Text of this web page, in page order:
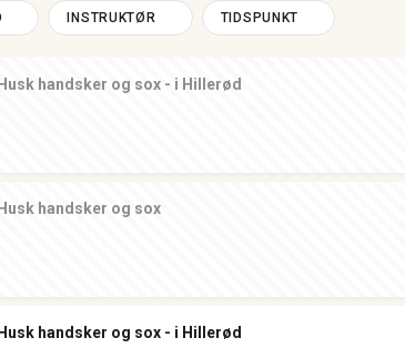
INSTRUKTØR TIDSPUNKT
handsker og sox - i Hillerød
handsker og sox
handsker og sox - i Hillerød